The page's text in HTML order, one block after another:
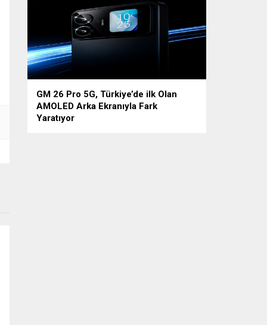
GM 26 Pro 5G, Türkiye’de ilk Olan
AMOLED Arka Ekranıyla Fark
Yaratıyor